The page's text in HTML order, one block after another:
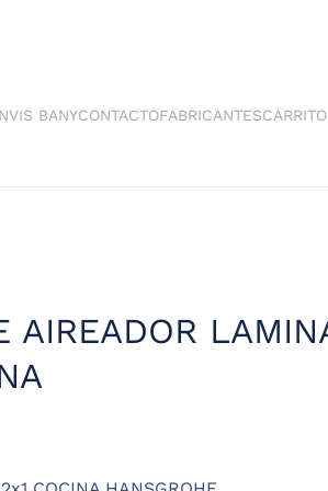
BANYCONTACTOFABRICANTES
AIREADOR